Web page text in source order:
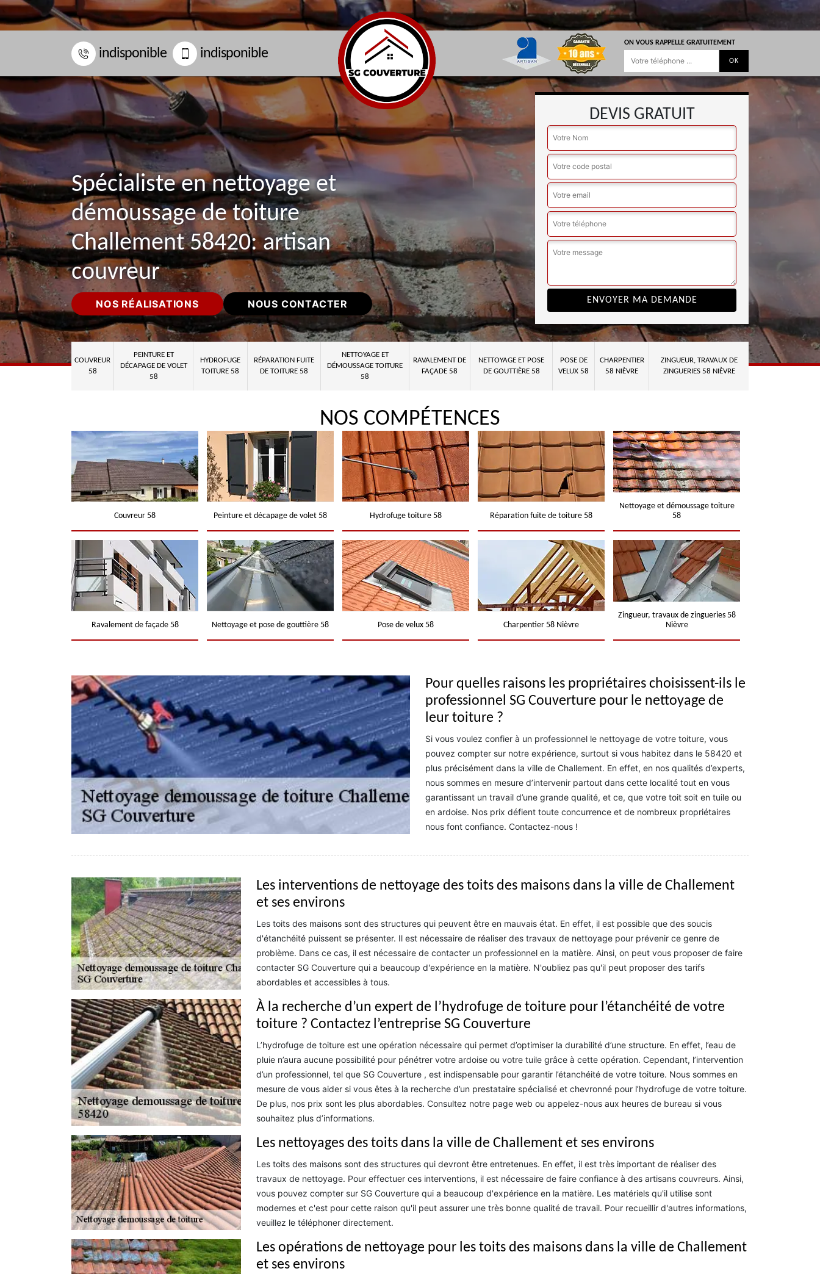
indisponible indisponible
ON VOUS RAPPELLE GRATUITEMENT
Spécialiste en nettoyage et
démoussage de toiture
Challement 58420: artisan
couvreur
NOS RÉALISATIONS NOUS CONTACTER
DEVIS GRATUIT
COUVREUR
58
PEINTURE ET
DÉCAPAGE DE VOLET
58
HYDROFUGE
TOITURE 58
RÉPARATION FUITE
DE TOITURE 58
NETTOYAGE ET
DÉMOUSSAGE TOITURE
58
RAVALEMENT DE
FAÇADE 58
NETTOYAGE ET POSE
DE GOUTTIÈRE 58
POSE DE
VELUX 58
CHARPENTIER
58 NIÈVRE
ZINGUEUR, TRAVAUX DE
ZINGUERIES 58 NIÈVRE
NOS COMPÉTENCES
Couvreur 58 Peinture et décapage de volet 58 Hydrofuge toiture 58 Réparation fuite de toiture 58
Nettoyage et démoussage toiture
58
Ravalement de façade 58 Nettoyage et pose de gouttière 58 Pose de velux 58 Charpentier 58 Nièvre
Zingueur, travaux de zingueries 58
Nièvre
Pour quelles raisons les propriétaires choisissent-ils le
professionnel SG Couverture pour le nettoyage de
leur toiture ?
Si vous voulez confier à un professionnel le nettoyage de votre toiture, vous
pouvez compter sur notre expérience, surtout si vous habitez dans le 58420 et
plus précisément dans la ville de Challement. En effet, en nos qualités d’experts,
nous sommes en mesure d’intervenir partout dans cette localité tout en vous
garantissant un travail d’une grande qualité, et ce, que votre toit soit en tuile ou
en ardoise. Nos prix défient toute concurrence et de nombreux propriétaires
nous font confiance. Contactez-nous !
Les interventions de nettoyage des toits des maisons dans la ville de Challement
et ses environs
Les toits des maisons sont des structures qui peuvent être en mauvais état. En effet, il est possible que des soucis
d'étanchéité puissent se présenter. Il est nécessaire de réaliser des travaux de nettoyage pour prévenir ce genre de
problème. Dans ce cas, il est nécessaire de contacter un professionnel en la matière. Ainsi, on peut vous proposer de faire
contacter SG Couverture qui a beaucoup d'expérience en la matière. N'oubliez pas qu'il peut proposer des tarifs
abordables et accessibles à tous.
À la recherche d’un expert de l’hydrofuge de toiture pour l’étanchéité de votre
toiture ? Contactez l’entreprise SG Couverture
L’hydrofuge de toiture est une opération nécessaire qui permet d’optimiser la durabilité d’une structure. En effet, l’eau de
pluie n’aura aucune possibilité pour pénétrer votre ardoise ou votre tuile grâce à cette opération. Cependant, l’intervention
d’un professionnel, tel que SG Couverture , est indispensable pour garantir l’étanchéité de votre toiture. Nous sommes en
mesure de vous aider si vous êtes à la recherche d’un prestataire spécialisé et chevronné pour l’hydrofuge de votre toiture.
De plus, nos prix sont les plus abordables. Consultez notre page web ou appelez-nous aux heures de bureau si vous
souhaitez plus d’informations.
Les nettoyages des toits dans la ville de Challement et ses environs
Les toits des maisons sont des structures qui devront être entretenues. En effet, il est très important de réaliser des
travaux de nettoyage. Pour effectuer ces interventions, il est nécessaire de faire confiance à des artisans couvreurs. Ainsi,
vous pouvez compter sur SG Couverture qui a beaucoup d'expérience en la matière. Les matériels qu'il utilise sont
modernes et c'est pour cette raison qu'il peut assurer une très bonne qualité de travail. Pour recueillir d'autres informations,
veuillez le téléphoner directement.
Les opérations de nettoyage pour les toits des maisons dans la ville de Challement
et ses environs